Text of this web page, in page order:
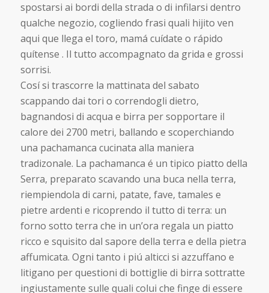
spostarsi ai bordi della strada o di infilarsi dentro
qualche negozio, cogliendo frasi quali hijito ven
aqui que llega el toro, mamá cuídate o rápido
quítense . Il tutto accompagnato da grida e grossi
sorrisi.
Cosí si trascorre la mattinata del sabato
scappando dai tori o correndogli dietro,
bagnandosi di acqua e birra per sopportare il
calore dei 2700 metri, ballando e scoperchiando
una pachamanca cucinata alla maniera
tradizonale. La pachamanca é un tipico piatto della
Serra, preparato scavando una buca nella terra,
riempiendola di carni, patate, fave, tamales e
pietre ardenti e ricoprendo il tutto di terra: un
forno sotto terra che in un’ora regala un piatto
ricco e squisito dal sapore della terra e della pietra
affumicata. Ogni tanto i piú alticci si azzuffano e
litigano per questioni di bottiglie di birra sottratte
ingiustamente sulle quali colui che finge di essere